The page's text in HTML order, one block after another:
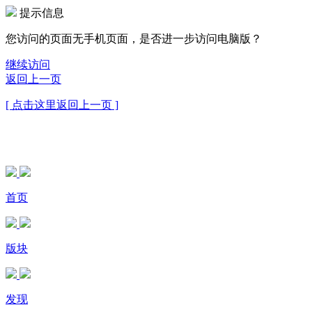
提示信息
您访问的页面无手机页面，是否进一步访问电脑版？
继续访问
返回上一页
[ 点击这里返回上一页 ]
首页
版块
发现